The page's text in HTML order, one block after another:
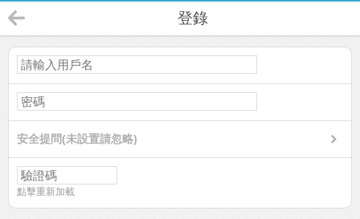
登錄
安全提問(未設置請忽略)
點擊重新加載